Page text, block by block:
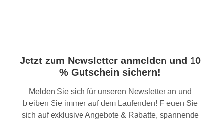
Jetzt zum Newsletter anmelden und 10
% Gutschein sichern!
Melden Sie sich für unseren Newsletter an und
bleiben Sie immer auf dem Laufenden! Freuen Sie
sich auf exklusive Angebote & Rabatte, spannende